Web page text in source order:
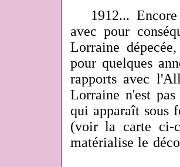
1912... Encore
avec pour
Lorraine
pour quelques
rapports avec
Lorraine n'est
qui apparaît sous
(voir la carte ci-
matérialise le